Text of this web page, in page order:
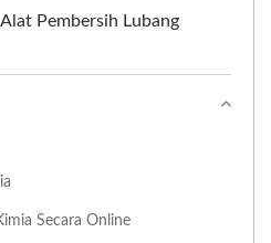
Pembersih Lubang
Secara Online